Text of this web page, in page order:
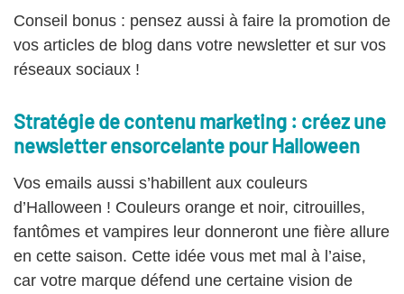
Conseil bonus : pensez aussi à faire la promotion de
vos articles de blog dans votre newsletter et sur vos
réseaux sociaux !
Stratégie de contenu marketing : créez une
newsletter ensorcelante pour Halloween
Vos emails aussi s’habillent aux couleurs
d’Halloween ! Couleurs orange et noir, citrouilles,
fantômes et vampires leur donneront une fière allure
en cette saison. Cette idée vous met mal à l’aise,
car votre marque défend une certaine vision de